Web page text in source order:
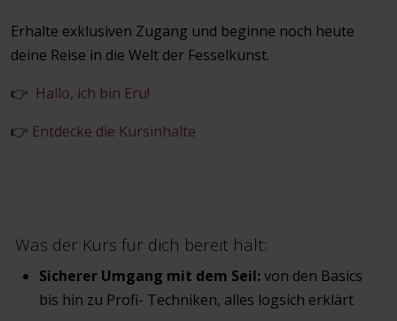
Erhalte exklusiven Zugang und beginne noch heute
deine Reise in die Welt der Fesselkunst.
👉 Hallo, ich bin Eru!
👉 Entdecke die Kursinhalte
Was der Kurs für dich bereit hält:
Sicherer Umgang mit dem Seil:von den Basics
bis hin zu Profi- Techniken, alles logsich erklärt